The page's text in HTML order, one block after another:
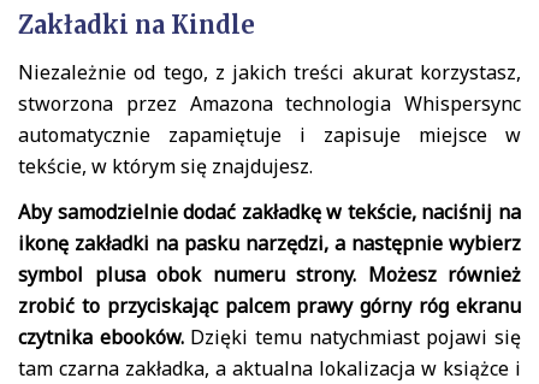
Zakładki na Kindle
Niezależnie od tego, z jakich treści akurat korzystasz,
stworzona przez Amazona technologia Whispersync
automatycznie zapamiętuje i zapisuje miejsce w
tekście, w którym się znajdujesz.
Aby samodzielnie dodać zakładkę w tekście, naciśnij na
ikonę zakładki na pasku narzędzi, a następnie wybierz
symbol plusa obok numeru strony. Możesz również
zrobić to przyciskając palcem prawy górny róg ekranu
czytnika ebooków.Dzięki temu natychmiast pojawi się
tam czarna zakładka, a aktualna lokalizacja w książce i